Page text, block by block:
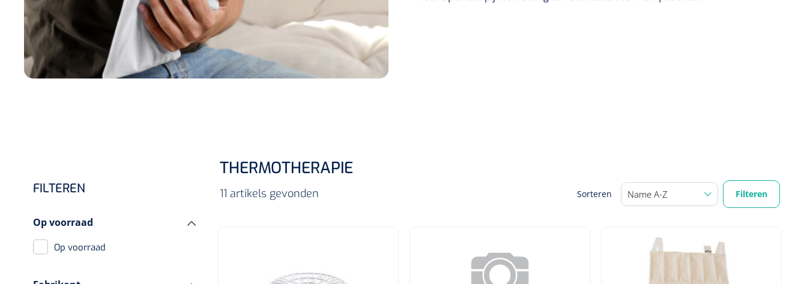
Incontinentiezorg
Injectiemateriaal
Infrastructuur
Instrumenten
FILTEREN
Op voorraad
Op voorraad
THERMOTHERAPIE
11 artikels gevonden Sorteren Filteren